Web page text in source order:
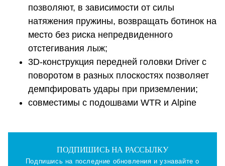
позволяют, в зависимости от силы
натяжения пружины, возвращать ботинок на
место без риска непредвиденного
отстегивания лыж;
3D-конструкция передней головки Driver с
поворотом в разных плоскостях позволяет
демпфировать удары при приземлении;
совместимы с подошвами WTR и Alpine
ПОДПИШИСЬ НА РАССЫЛКУ
Подпишись на последние обновления и узнавайте о